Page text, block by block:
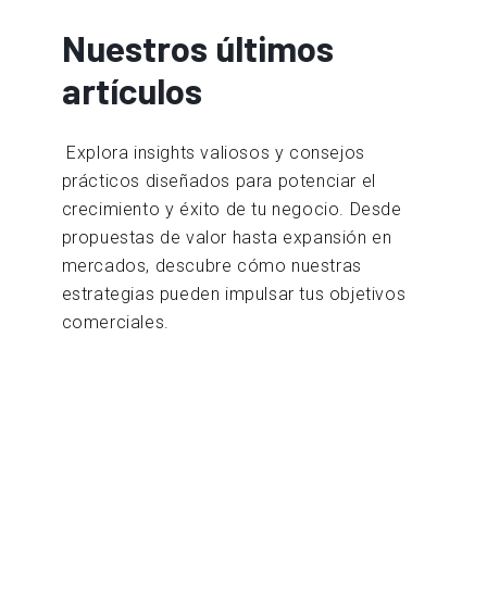
Nuestros últimos
artículos
Explora insights valiosos y consejos
prácticos diseñados para potenciar el
crecimiento y éxito de tu negocio. Desde
propuestas de valor hasta expansión en
mercados, descubre cómo nuestras
estrategias pueden impulsar tus objetivos
comerciales.